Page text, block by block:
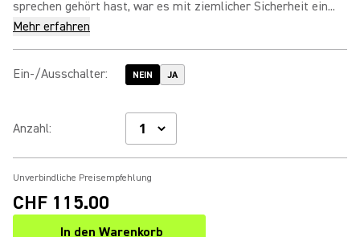
sprechen gehört hast, war es mit ziemlicher Sicherheit ein...
Mehr erfahren
Ein-/Ausschalter: NEIN JA
Anzahl:
Unverbindliche Preisempfehlung
CHF 115.00
In den Warenkorb